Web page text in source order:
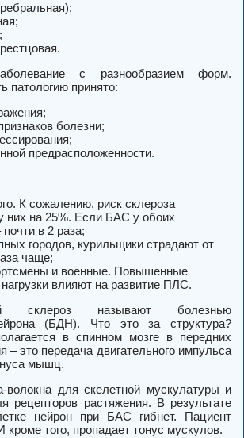
с разнообразием форм.
патологию принято:
болезни;
предрасположенности.
К сожалению, риск склероза
них на 25%. Если БАС у обоих
в 2 раза;
городов, курильщики страдают от
чаще;
и военные. Повышенные
влияют на развитие ПЛС.
склероз называют болезнью
(БДН). Что это за структура?
в спинном мозге в передних
– это передача двигательного импульса
мышц.
волокна для скелетной мускулатуры и
рецепторов растяжения. В результате
нейрон при БАС гибнет. Пациент
кроме того, пропадает тонус мускулов.